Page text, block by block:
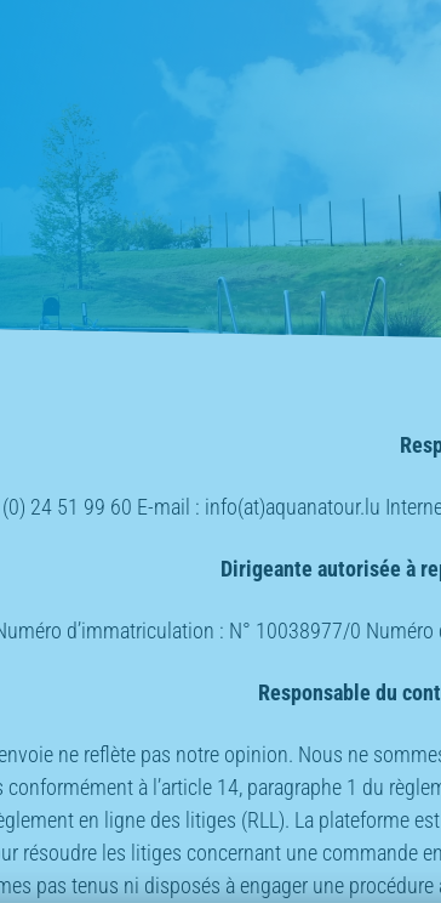
24 51 99 60 E-mail : info(at)aquanatour.lu
Dirigeante autorisée à
d’immatriculation : N° 10038977/0 Numéro
Responsable du
ne reflète pas notre opinion. Nous ne
à l’article 14, paragraphe 1 du
en ligne des litiges (RLL). La plateforme
résoudre les litiges concernant une commande
pas tenus ni disposés à engager une procédure